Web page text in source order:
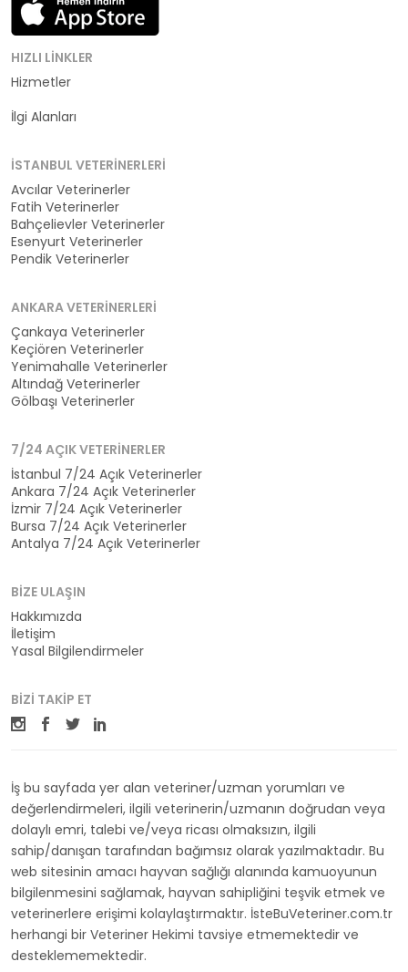
HIZLI LINKLER
Hizmetler
İlgi Alanları
İSTANBUL VETERINERLERI
Avcılar Veterinerler
Fatih Veterinerler
Bahçelievler Veterinerler
Esenyurt Veterinerler
Pendik Veterinerler
ANKARA VETERINERLERI
Çankaya Veterinerler
Keçiören Veterinerler
Yenimahalle Veterinerler
Altındağ Veterinerler
Gölbaşı Veterinerler
7/24 AÇIK VETERINERLER
İstanbul 7/24 Açık Veterinerler
Ankara 7/24 Açık Veterinerler
İzmir 7/24 Açık Veterinerler
Bursa 7/24 Açık Veterinerler
Antalya 7/24 Açık Veterinerler
BIZE ULAŞIN
Hakkımızda
İletişim
Yasal Bilgilendirmeler
BIZI TAKIP ET
İş bu sayfada yer alan veteriner/uzman yorumları ve
değerlendirmeleri, ilgili veterinerin/uzmanın doğrudan veya
dolaylı emri, talebi ve/veya ricası olmaksızın, ilgili
sahip/danışan tarafından bağımsız olarak yazılmaktadır. Bu
web sitesinin amacı hayvan sağlığı alanında kamuoyunun
bilgilenmesini sağlamak, hayvan sahipliğini teşvik etmek ve
veterinerlere erişimi kolaylaştırmaktır. İsteBuVeteriner.com.tr
herhangi bir Veteriner Hekimi tavsiye etmemektedir ve
desteklememektedir.